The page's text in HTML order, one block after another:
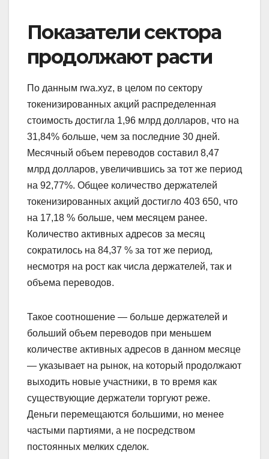
Показатели сектора
продолжают расти
По данным rwa.xyz, в целом по сектору
токенизированных акций распределенная
стоимость достигла 1,96 млрд долларов, что на
31,84% больше, чем за последние 30 дней.
Месячный объем переводов составил 8,47
млрд долларов, увеличившись за тот же период
на 92,77%. Общее количество держателей
токенизированных акций достигло 403 650, что
на 17,18 % больше, чем месяцем ранее.
Количество активных адресов за месяц
сократилось на 84,37 % за тот же период,
несмотря на рост как числа держателей, так и
объема переводов.
Такое соотношение — больше держателей и
больший объем переводов при меньшем
количестве активных адресов в данном месяце
— указывает на рынок, на который продолжают
выходить новые участники, в то время как
существующие держатели торгуют реже.
Деньги перемещаются большими, но менее
частыми партиями, а не посредством
постоянных мелких сделок.